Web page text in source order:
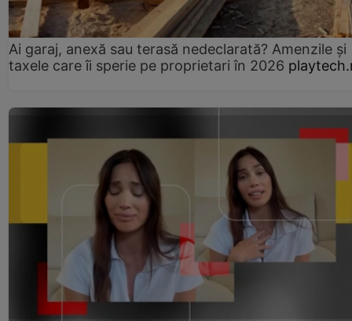
Ai garaj, anexă sau terasă nedeclarată? Amenzile și
taxele care îi sperie pe proprietari în 2026